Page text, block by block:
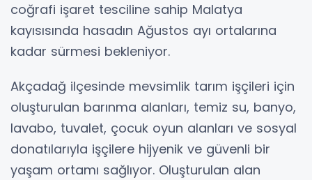
coğrafi işaret tesciline sahip Malatya
kayısısında hasadın Ağustos ayı ortalarına
kadar sürmesi bekleniyor.
Akçadağ ilçesinde mevsimlik tarım işçileri için
oluşturulan barınma alanları, temiz su, banyo,
lavabo, tuvalet, çocuk oyun alanları ve sosyal
donatılarıyla işçilere hijyenik ve güvenli bir
yaşam ortamı sağlıyor. Oluşturulan alan